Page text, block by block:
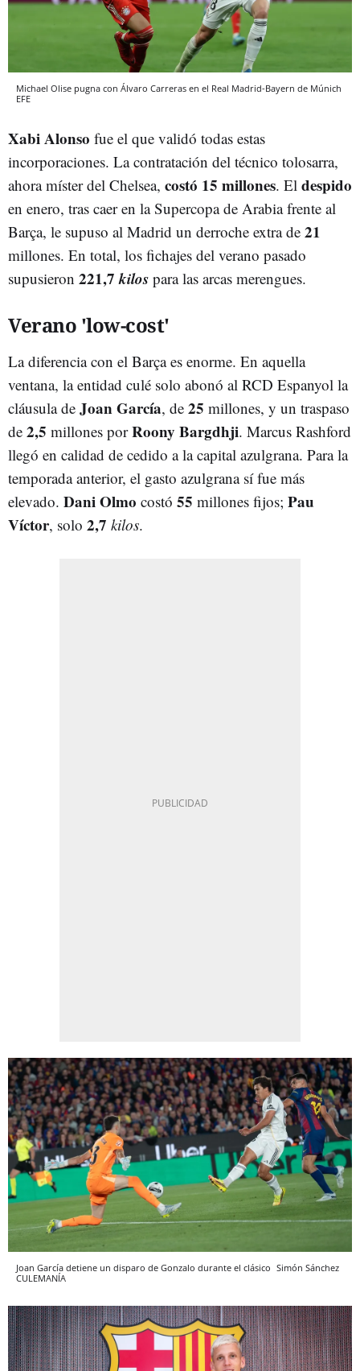
Michael Olise pugna con Álvaro Carreras en el Real Madrid-Bayern de Múnich
EFE
Xabi Alonso fue el que validó todas estas
incorporaciones. La contratación del técnico tolosarra,
ahora míster del Chelsea, costó 15 millones. El despido
en enero, tras caer en la Supercopa de Arabia frente al
Barça, le supuso al Madrid un derroche extra de 21
millones. En total, los fichajes del verano pasado
supusieron 221,7kilos para las arcas merengues.
Verano 'low-cost'
La diferencia con el Barça es enorme. En aquella
ventana, la entidad culé solo abonó al RCD Espanyol la
cláusula de Joan García, de 25 millones, y un traspaso
de 2,5 millones porRoony Bargdhji. Marcus Rashford
llegó en calidad de cedido a la capital azulgrana. Para la
temporada anterior, el gasto azulgrana sí fue más
elevado. Dani Olmo costó 55 millones fijos; Pau
Víctor, solo 2,7 kilos.
Joan García detiene un disparo de Gonzalo durante el clásico Simón Sánchez
CULEMANÍA